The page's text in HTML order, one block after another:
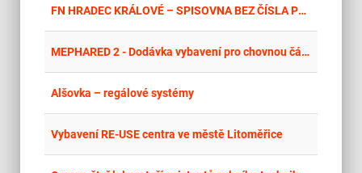
FN HRADEC KRÁLOVÉ – SPISOVNA BEZ ČÍSLA POPISNÉHO – REGÁLY
MEPHARED 2 - Dodávka vybavení pro chovnou část vivária
Alšovka – regálové systémy
Vybavení RE-USE centra ve městě Litoměřice